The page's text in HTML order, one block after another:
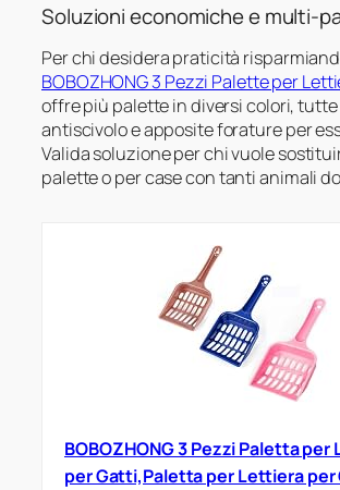
Soluzioni economiche e multi-
Per chi desidera praticità
BOBOZHONG 3 Pezzi Palette per
offre più palette in diversi colori,
antiscivolo e apposite forature per
Valida soluzione per chi vuole
palette o per case con tanti animali
BOBOZHONG 3 Pezzi Paletta
per Gatti,Paletta per Lettiera per